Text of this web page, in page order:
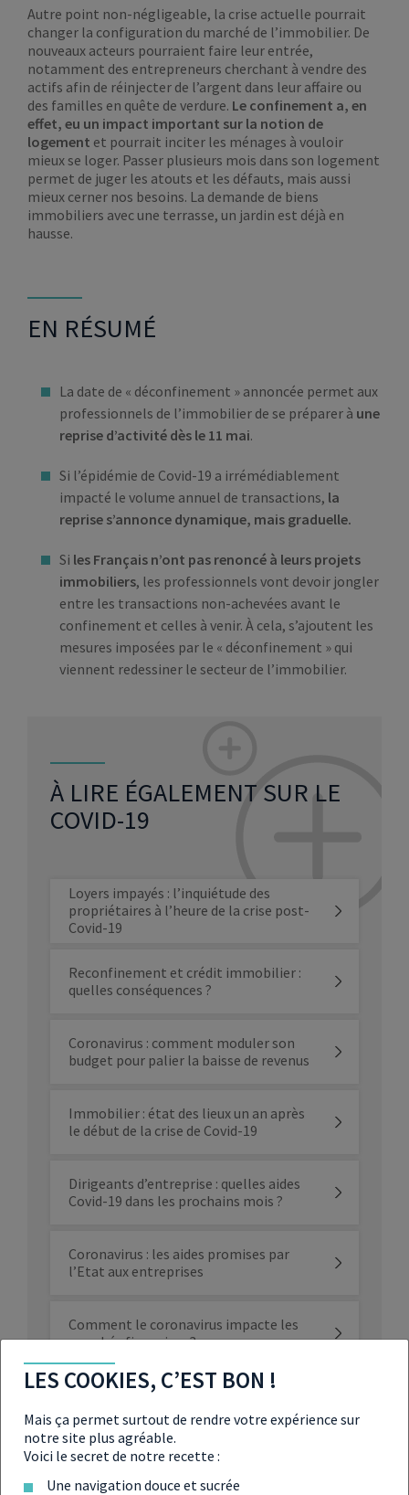
Autre point non-négligeable, la crise actuelle pourrait
changer la configuration du marché de l’immobilier. De
nouveaux acteurs pourraient faire leur entrée,
notamment des entrepreneurs cherchant à vendre des
actifs afin de réinjecter de l’argent dans leur affaire ou
des familles en quête de verdure. Le confinement a, en
effet, eu un impact important sur la notion de
logement et pourrait inciter les ménages à vouloir
mieux se loger. Passer plusieurs mois dans son logement
permet de juger les atouts et les défauts, mais aussi
mieux cerner nos besoins. La demande de biens
immobiliers avec une terrasse, un jardin est déjà en
hausse.
EN RÉSUMÉ
La date de « déconfinement » annoncée permet aux
professionnels de l’immobilier de se préparer à une
reprise d’activité dès le 11 mai.
Si l’épidémie de Covid-19 a irrémédiablement
impacté le volume annuel de transactions, la
reprise s’annonce dynamique, mais graduelle.
Si les Français n’ont pas renoncé à leurs projets
immobiliers, les professionnels vont devoir jongler
entre les transactions non-achevées avant le
confinement et celles à venir. À cela, s’ajoutent les
mesures imposées par le « déconfinement » qui
viennent redessiner le secteur de l’immobilier.
À LIRE ÉGALEMENT SUR LE
COVID-19
Loyers impayés : l’inquiétude des
propriétaires à l’heure de la crise post-
Covid-19
Reconfinement et crédit immobilier :
quelles conséquences ?
Coronavirus : comment moduler son
budget pour palier la baisse de revenus
Immobilier : état des lieux un an après
le début de la crise de Covid-19
Dirigeants d’entreprise : quelles aides
Covid-19 dans les prochains mois ?
Coronavirus : les aides promises par
l’Etat aux entreprises
Comment le coronavirus impacte les
marchés financiers ?
Coronavirus : que faire de ses actions
face au krach boursier ?
Coronavirus : 3 façons de donner un
coup de pouce financier à vos proches
LES COOKIES, C’EST BON !
Mais ça permet surtout de rendre votre expérience sur
notre site plus agréable.
Voici le secret de notre recette :
Une navigation douce et sucrée